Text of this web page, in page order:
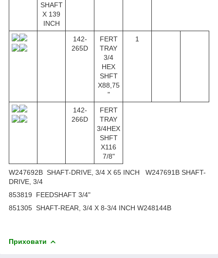
SHAFT
X 139
INCH
142-
265D
FERT
TRAY
3/4
HEX
SHFT
X88,75
"
1
142-
266D
FERT
TRAY
3/4HEX
SHFT
X116
7/8"
W247692B SHAFT-DRIVE, 3/4 X 65 INCH W247691B SHAFT-
DRIVE, 3/4
853819 FEEDSHAFT 3/4"
851305 SHAFT-REAR, 3/4 X 8-3/4 INCH W248144B
Приховати